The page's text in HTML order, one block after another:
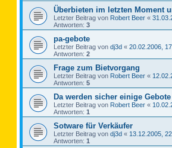
Überbieten im letzten Moment
Letzter Beitrag von Robert Beer «
Antworten: 3
pa-gebote
Letzter Beitrag von dj3d « 20.02.2006,
Antworten: 2
Frage zum Bietvorgang
Letzter Beitrag von Robert Beer «
Antworten: 5
Da werden sicher einige
Letzter Beitrag von Robert Beer «
Antworten: 1
Sotware für Verkäufer
Letzter Beitrag von dj3d « 13.12.2005,
Antworten: 1